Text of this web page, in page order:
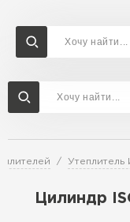
Утеплитель
Цилиндр
Доставка и